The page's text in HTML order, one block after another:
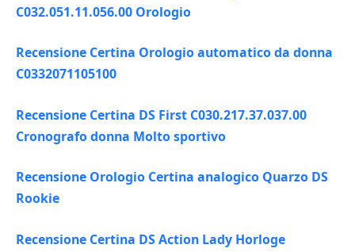
C032.051.11.056.00 Orologio
Recensione Certina Orologio automatico da donna
C0332071105100
Recensione Certina DS First C030.217.37.037.00
Cronografo donna Molto sportivo
Recensione Orologio Certina analogico Quarzo DS
Rookie
Recensione Certina DS Action Lady Horloge